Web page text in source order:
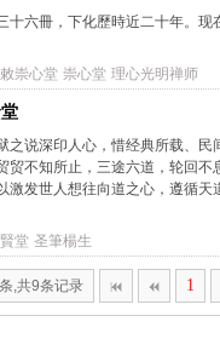
十六冊，下化歷時近二十年。
崇心堂 崇心堂 理心光明禅师
之说深印人心，惜经典所载、
贸不知所止，三途六道，轮回
激发世人想往向道之心，遵循
堂 圣筆楊生
,共9条记录 1